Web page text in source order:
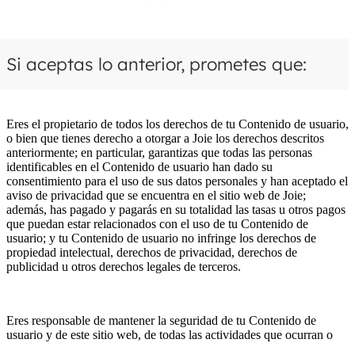
Si aceptas lo anterior, prometes que:
Eres el propietario de todos los derechos de tu Contenido de usuario,
o bien que tienes derecho a otorgar a Joie los derechos descritos
anteriormente; en particular, garantizas que todas las personas
identificables en el Contenido de usuario han dado su
consentimiento para el uso de sus datos personales y han aceptado el
aviso de privacidad que se encuentra en el sitio web de Joie;
además, has pagado y pagarás en su totalidad las tasas u otros pagos
que puedan estar relacionados con el uso de tu Contenido de
usuario; y tu Contenido de usuario no infringe los derechos de
propiedad intelectual, derechos de privacidad, derechos de
publicidad u otros derechos legales de terceros.
Eres responsable de mantener la seguridad de tu Contenido de
usuario y de este sitio web, de todas las actividades que ocurran o